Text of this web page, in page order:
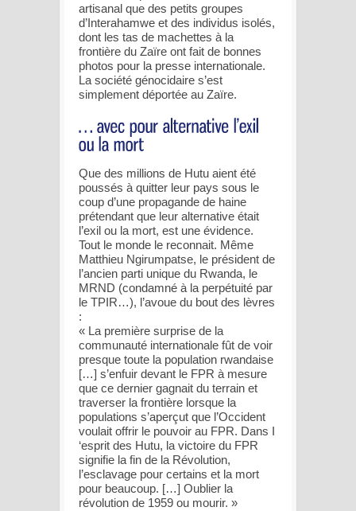
artisanal que des petits groupes
d’Interahamwe et des individus isolés,
dont les tas de machettes à la
frontière du Zaïre ont fait de bonnes
photos pour la presse internationale.
La société génocidaire s’est
simplement déportée au Zaïre.
Que des millions de Hutu aient été
poussés à quitter leur pays sous le
coup d’une propagande de haine
prétendant que leur alternative était
l’exil ou la mort, est une évidence.
Tout le monde le reconnait. Même
Matthieu Ngirumpatse, le président de
l’ancien parti unique du Rwanda, le
MRND (condamné à la perpétuité par
le TPIR…), l’avoue du bout des lèvres
:
« La première surprise de la
communauté internationale fût de voir
presque toute la population rwandaise
[…] s’enfuir devant le FPR à mesure
que ce dernier gagnait du terrain et
traverser la frontière lorsque la
populations s’aperçut que l’Occident
voulait offrir le pouvoir au FPR. Dans I
‘esprit des Hutu, la victoire du FPR
signifie la fin de la Révolution,
l’esclavage pour certains et la mort
pour beaucoup. […] Oublier la
révolution de 1959 ou mourir. »